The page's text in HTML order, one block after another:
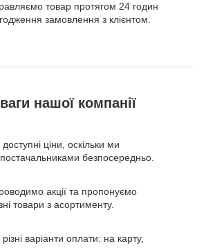
товар протягом 24 годин
замовлення з клієнтом.
нашої компанії
ціни, оскільки ми
безпосередньо.
акції та пропонуємо
товари з асортименту.
варіанти оплати: на карту,